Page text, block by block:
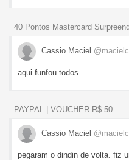
40 Pontos Mastercard
Cassio Maciel
aqui funfou todos
PAYPAL | VOUCHER R$ 50
Cassio Maciel
pegaram o dindin de volta. fiz